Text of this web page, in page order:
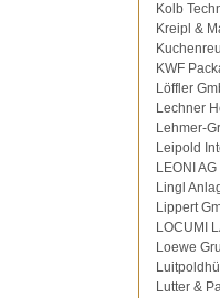
Kolb
Kreipl &
KWF
Löffler
Lechner
Lehmer-
Leipold
LEONI AG
Lingl
Lippert
LOCUMI
Loewe
Lutter &